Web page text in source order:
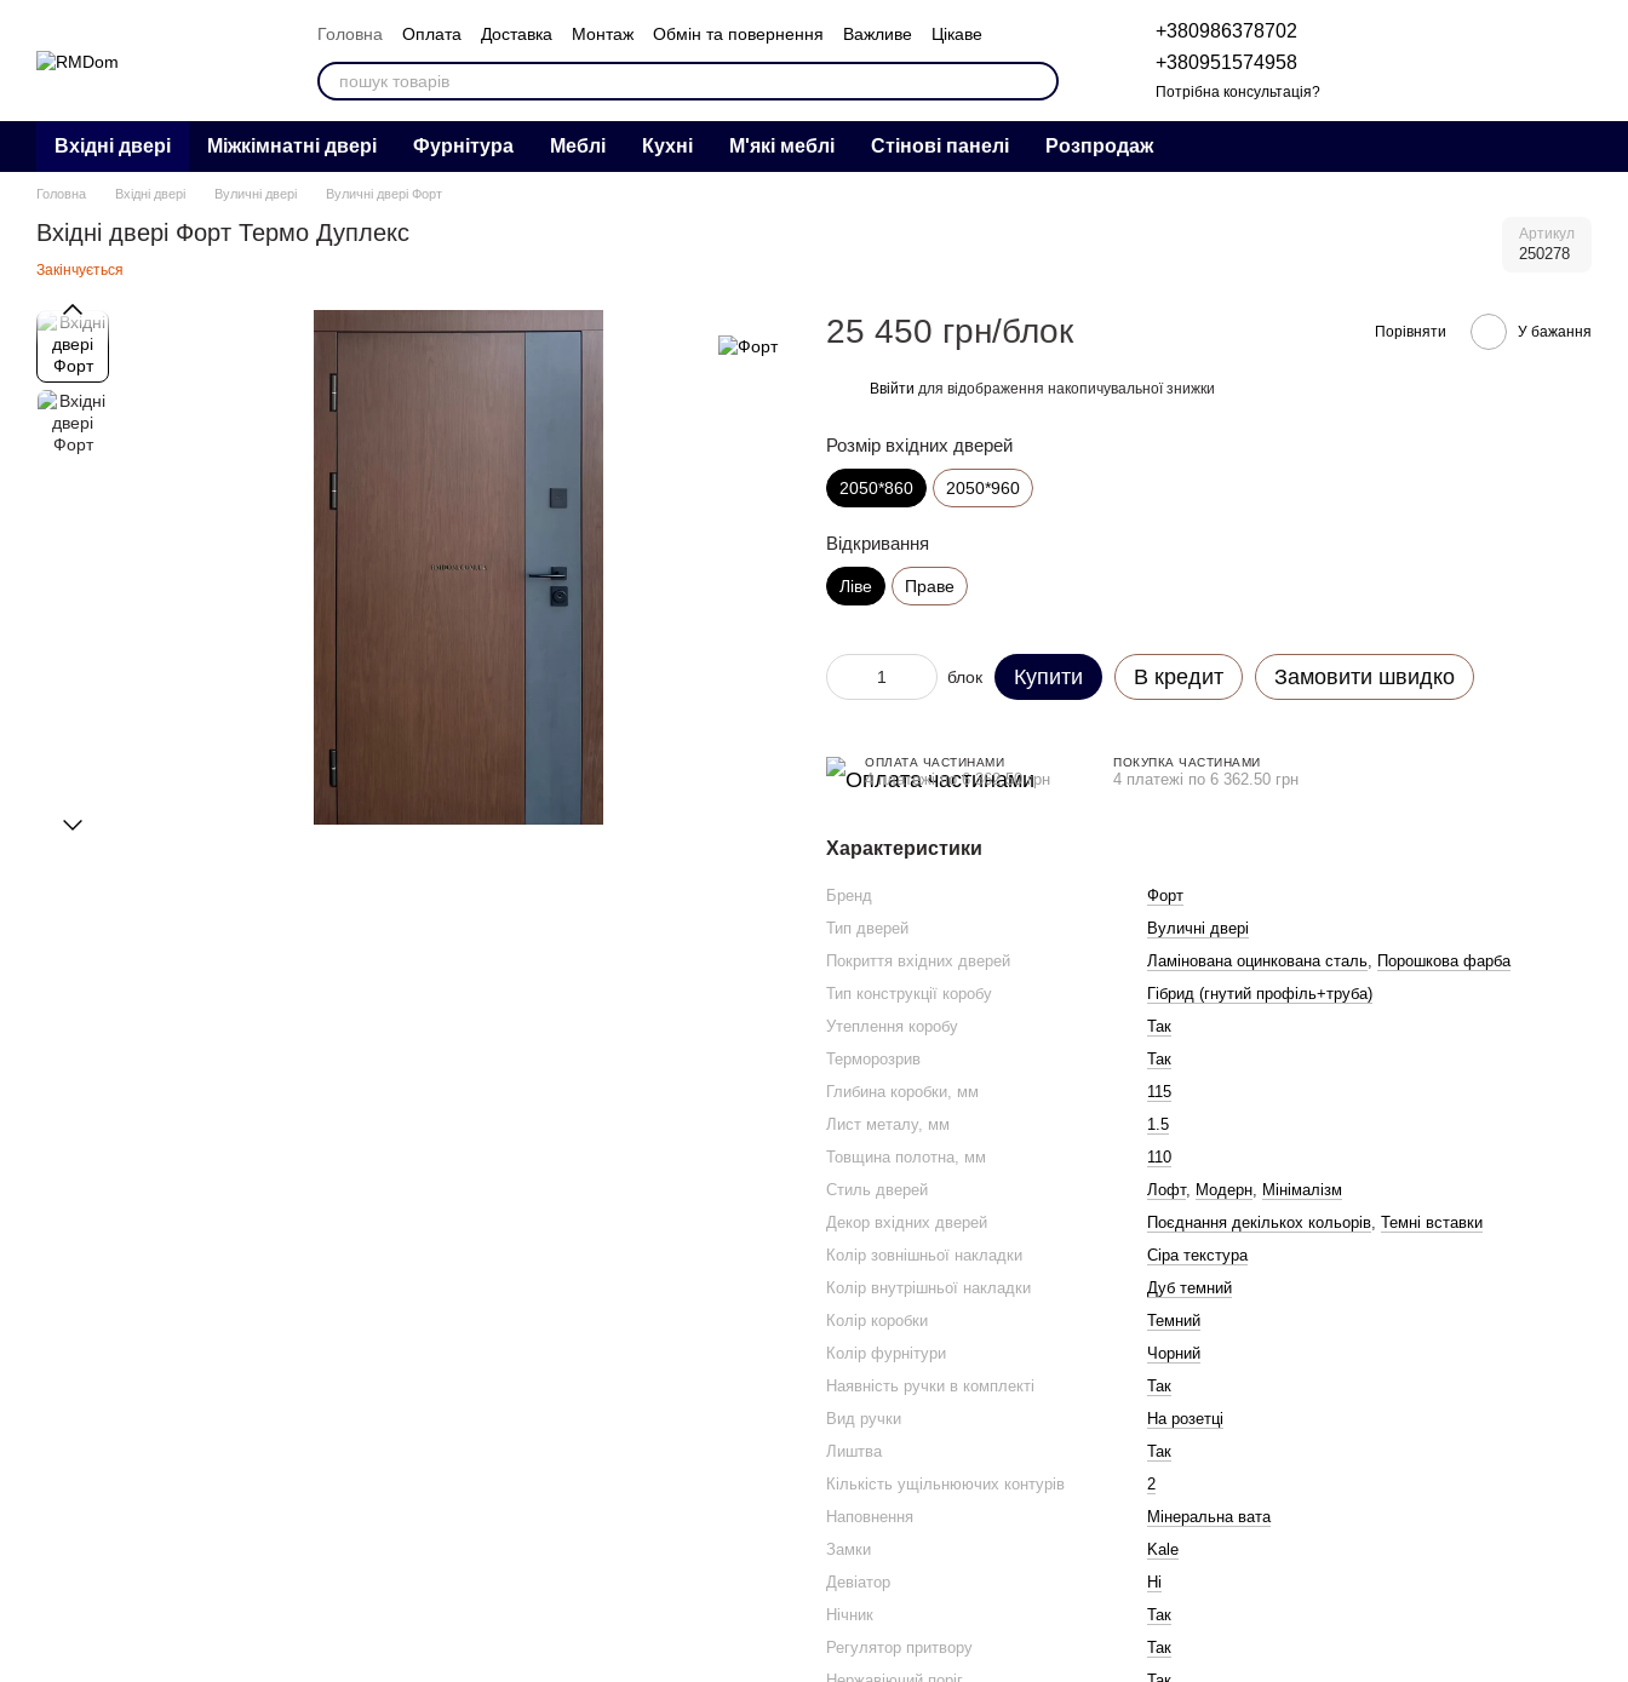
Головна Оплата Доставка Монтаж Обмін та повернення Важливе
Цікаве
Контакти
Відгуки Про нас
+380986378702
+380951574958
Потрібна консультація?
Вхідні двері Міжкімнатні двері Фурнітура Меблі Кухні М'які меблі Стінові панелі Розпродаж
Головна Вхідні двері Вуличні двері Вуличні двері Форт
Вхідні двері Форт Термо Дуплекс Артикул
250278
Закінчується
25 450 грн/блок Порівняти У бажання
Ввійти для відображення накопичувальної знижки
Розмір вхідних дверей
2050*860 2050*960
Відкривання
Ліве Праве
блок Купити В кредит Замовити швидко
ОПЛАТА ЧАСТИНАМИ
4 платежі по 6 362.50 грн
ПОКУПКА ЧАСТИНАМИ
4 платежі по 6 362.50 грн
Характеристики
Бренд
Форт
Тип дверей
Вуличні двері
Покриття вхідних дверей
Ламінована оцинкована сталь, Порошкова фарба
Тип конструкції коробу
Гібрид (гнутий профіль+труба)
Утеплення коробу
Так
Терморозрив
Так
Глибина коробки, мм
115
Лист металу, мм
1.5
Товщина полотна, мм
110
Стиль дверей
Лофт, Модерн, Мінімалізм
Декор вхідних дверей
Поєднання декількох кольорів, Темні вставки
Колір зовнішньої накладки
Сіра текстура
Колір внутрішньої накладки
Дуб темний
Колір коробки
Темний
Колір фурнітури
Чорний
Наявність ручки в комплекті
Так
Вид ручки
На розетці
Лиштва
Так
Кількість ущільнюючих контурів
2
Наповнення
Мінеральна вата
Замки
Kale
Девіатор
Ні
Нічник
Так
Регулятор притвору
Так